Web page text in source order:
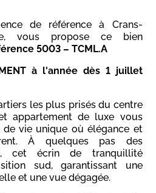
de référence à Crans-
vous propose ce bien
5003 – TCML.A
à l'année dès 1 juillet
les plus prisés du centre
appartement de luxe vous
de vie unique où élégance et
À quelques pas des
cet écrin de tranquillité
sud, garantissant une
et une vue dégagée.